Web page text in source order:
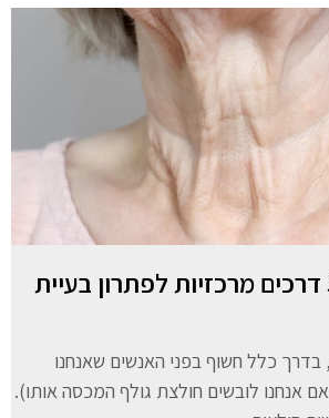
הצערת צוואר: 5 דרכים מרכזיות לפתרון בעיית
בדרך כלל חשוף בפני האנשים שאנחנו
אנחנו לובשים חולצת גולף המכסה אותו).